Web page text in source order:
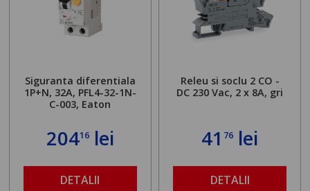
Siguranta diferentiala
1P+N, 32A, PFL4-32-1N-
C-003, Eaton
20416lei
DETALII
Releu si soclu 2 CO -
DC 230 Vac, 2 x 8A, gri
41 76 lei
DETALII